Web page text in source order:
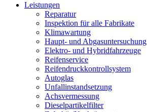
Leistungen
Reparatur
Inspektion für alle Fabrikate
Klimawartung
Haupt- und Abgasuntersuchung
Elektro- und Hybridfahrzeuge
Reifenservice
Reifendruckkontrollsystem
Autoglas
Unfallinstandsetzung
Achsvermessung
Dieselpartikelfilter